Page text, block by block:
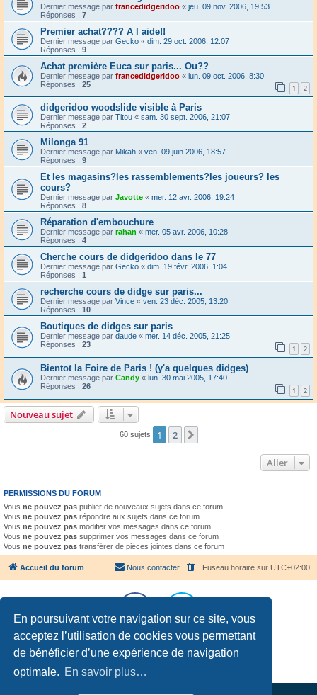
En poursuivant votre navigation sur ce site, vous
acceptez l’utilisation de cookies vous permettant
de bénéficier d’une expérience de navigation
optimale. En savoir plus…
Dernier message par francedidgeridoo « jeu. 09 nov. 2006, 19:53
Réponses : 7
Premier achat???? A l aide!!
Dernier message par Gecko « dim. 29 oct. 2006, 12:07
Réponses : 9
Achat première Euca sur paris... Ou??
Dernier message par francedidgeridoo « lun. 09 oct. 2006, 8:30
Réponses : 25 1 2
didgeridoo woodslide visible à Paris
Dernier message par Titou « sam. 30 sept. 2006, 21:07
Réponses : 2
Milonga 91
Dernier message par Mikah « ven. 09 juin 2006, 18:57
Réponses : 9
Et les magasins?les rassemblements?les joueurs? les
cours?
Dernier message par Javotte « mer. 12 avr. 2006, 19:24
Réponses : 8
Réparation d'embouchure
Dernier message par rahan « mer. 05 avr. 2006, 10:28
Réponses : 4
Cherche cours de didgeridoo dans le 77
Dernier message par Gecko « dim. 19 févr. 2006, 1:04
Réponses : 1
recherche cours de didge sur paris...
Dernier message par Vince « ven. 23 déc. 2005, 13:20
Réponses : 10
Boutiques de didges sur paris
Dernier message par daude « mer. 14 déc. 2005, 21:25
Réponses : 23 1 2
Bientot la Foire de Paris ! (y'a quelques didges)
Dernier message par Candy « lun. 30 mai 2005, 17:40
Réponses : 26 1 2
Nouveau sujet
60 sujets 1 2
Aller
PERMISSIONS DU FORUM
Vous ne pouvez pas publier de nouveaux sujets dans ce forum
Vous ne pouvez pas répondre aux sujets dans ce forum
Vous ne pouvez pas modifier vos messages dans ce forum
Vous ne pouvez pas supprimer vos messages dans ce forum
Vous ne pouvez pas transférer de pièces jointes dans ce forum
Accueil du forum Fuseau horaire sur UTC+02:00
Nous contacter
® Forum Software © phpBB Limited
Traduction française officielle ©Qiaeru
Confidentialité